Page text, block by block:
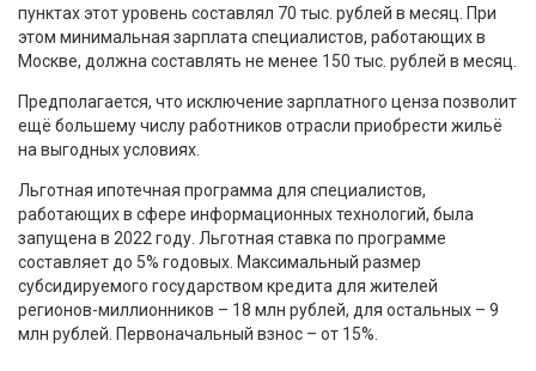
пунктах этот уровень составлял 70 тыс. рублей в месяц. При
этом минимальная зарплата специалистов, работающих в
Москве, должна составлять не менее 150 тыс. рублей в месяц.
Предполагается, что исключение зарплатного ценза позволит
ещё большему числу работников отрасли приобрести жильё
на выгодных условиях.
Льготная ипотечная программа для специалистов,
работающих в сфере информационных технологий, была
запущена в 2022 году. Льготная ставка по программе
составляет до 5% годовых. Максимальный размер
субсидируемого государством кредита для жителей
регионов-миллионников – 18 млн рублей, для остальных – 9
млн рублей. Первоначальный взнос – от 15%.